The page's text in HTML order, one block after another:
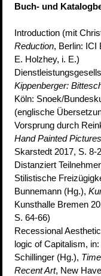
Buch- und
Introduction (mit
Reduction, Berlin: ICI
E. Holzhey, i. E.)
Kippenberger:
Köln: Snoek/
(englische
Vorsprung durch
Hand Painted Pictures
Skarstedt 2017, S. 8-
Distanziert
Stilistische
Bunnemann (Hg.),
Kunsthalle Bremen
S. 64-66)
Recessional
logic of Capitalism,
Schillinger (Hg.),
Recent Art, New